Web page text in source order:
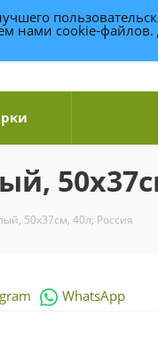
50х37см, 40л; Россия
WhatsApp
нами cookie-